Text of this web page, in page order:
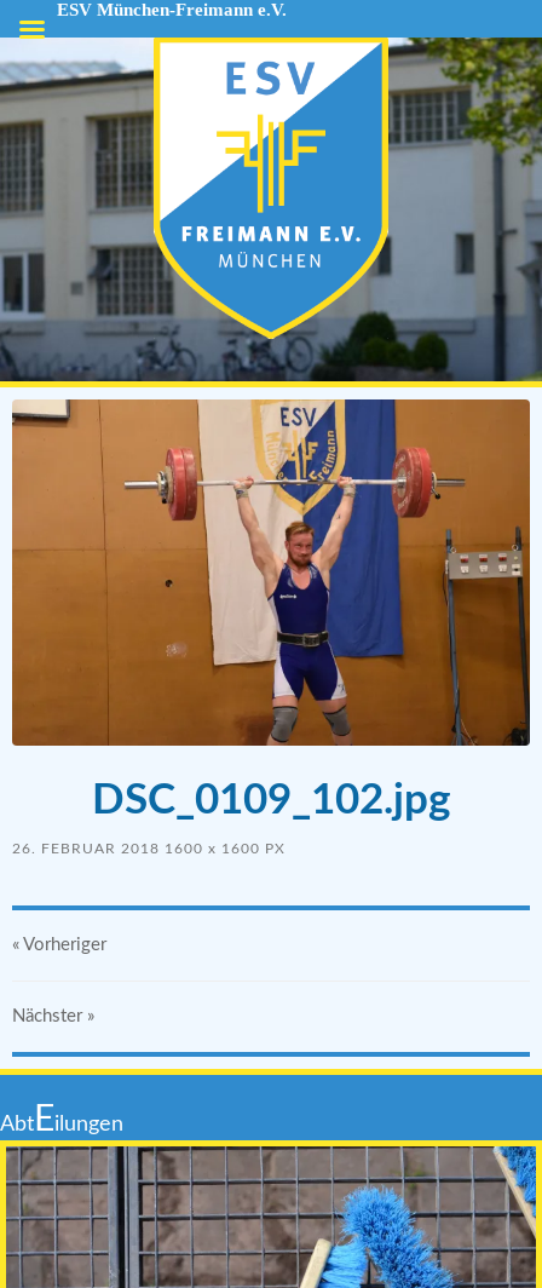
ESV
München-
Freimann
e.V.
DSC_0109_102.jpg
26. FEBRUAR 2018 1600 x 1600 PX
« Vorheriger
Nächster »
Abt Eilungen
ESV München-Freimann e.V.